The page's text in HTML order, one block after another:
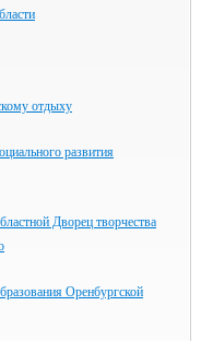
отдыху
развития
Дворец творчества
Оренбургской